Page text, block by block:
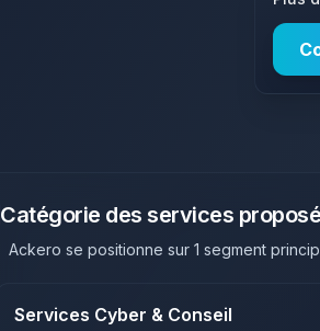
Catégorie des services
Ackero se positionne sur 1 segment
Services Cyber & Conseil